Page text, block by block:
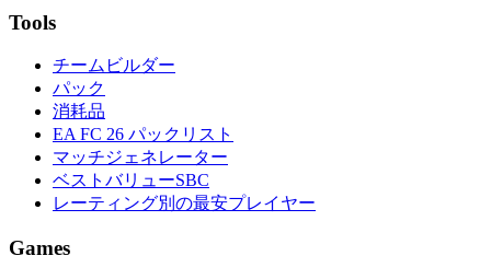
Tools
チームビルダー
パック
消耗品
EA FC 26 パックリスト
マッチジェネレーター
ベストバリューSBC
レーティング別の最安プレイヤー
Games